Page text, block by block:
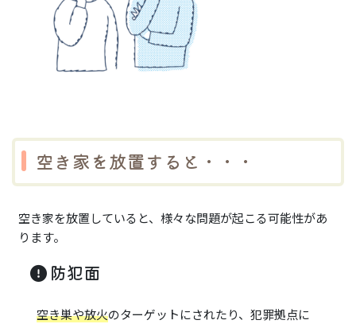
空き家を放置すると・・・
空き家を放置していると、様々な問題が起こる可能性があ
ります。
防犯面
空き巣や放火のターゲットにされたり、犯罪拠点に